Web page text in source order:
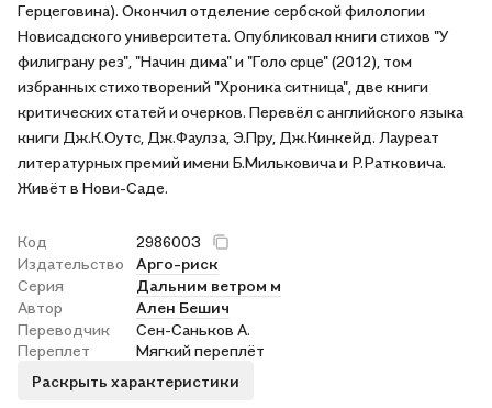
Герцеговина). Окончил отделение сербской филологии
Новисадского университета. Опубликовал книги стихов "У
филиграну рез", "Начин дима" и "Голо срце" (2012), том
избранных стихотворений "Хроника ситница", две книги
критических статей и очерков. Перевёл с английского языка
книги Дж.К.Оутс, Дж.Фаулза, Э.Пру, Дж.Кинкейд. Лауреат
литературных премий имени Б.Мильковича и Р.Ратковича.
Живёт в Нови-Саде.
Код
2986003
Издательство
Арго-риск
Серия
Дальним ветром м
Автор
Ален Бешич
Переводчик
Сен-Саньков А.
Переплет
Мягкий переплёт
Раскрыть характеристики